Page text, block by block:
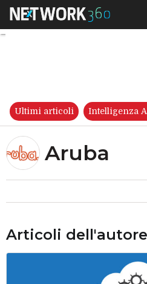
Aruba
Ultimi articoli Intelligenza
Aruba
Articoli dell'autore